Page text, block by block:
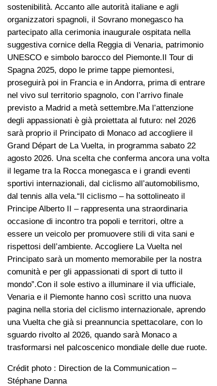
sostenibilità. Accanto alle autorità italiane e agli
organizzatori spagnoli, il Sovrano monegasco ha
partecipato alla cerimonia inaugurale ospitata nella
suggestiva cornice della Reggia di Venaria, patrimonio
UNESCO e simbolo barocco del Piemonte.Il Tour di
Spagna 2025, dopo le prime tappe piemontesi,
proseguirà poi in Francia e in Andorra, prima di entrare
nel vivo sul territorio spagnolo, con l’arrivo finale
previsto a Madrid a metà settembre.Ma l’attenzione
degli appassionati è già proiettata al futuro: nel 2026
sarà proprio il Principato di Monaco ad accogliere il
Grand Départ de La Vuelta, in programma sabato 22
agosto 2026. Una scelta che conferma ancora una volta
il legame tra la Rocca monegasca e i grandi eventi
sportivi internazionali, dal ciclismo all’automobilismo,
dal tennis alla vela.“Il ciclismo – ha sottolineato il
Principe Alberto II – rappresenta una straordinaria
occasione di incontro tra popoli e territori, oltre a
essere un veicolo per promuovere stili di vita sani e
rispettosi dell’ambiente. Accogliere La Vuelta nel
Principato sarà un momento memorabile per la nostra
comunità e per gli appassionati di sport di tutto il
mondo”.Con il sole estivo a illuminare il via ufficiale,
Venaria e il Piemonte hanno così scritto una nuova
pagina nella storia del ciclismo internazionale, aprendo
una Vuelta che già si preannuncia spettacolare, con lo
sguardo rivolto al 2026, quando sarà Monaco a
trasformarsi nel palcoscenico mondiale delle due ruote.
Crédit photo : Direction de la Communication –
Stéphane Danna